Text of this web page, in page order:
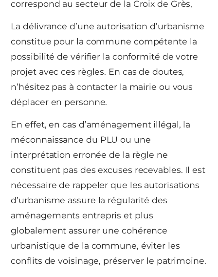
correspond au secteur de la Croix de Grès,
La délivrance d’une autorisation d’urbanisme
constitue pour la commune compétente la
possibilité de vérifier la conformité de votre
projet avec ces règles. En cas de doutes,
n’hésitez pas à contacter la mairie ou vous
déplacer en personne.
En effet, en cas d’aménagement illégal, la
méconnaissance du PLU ou une
interprétation erronée de la règle ne
constituent pas des excuses recevables. Il est
nécessaire de rappeler que les autorisations
d’urbanisme assure la régularité des
aménagements entrepris et plus
globalement assurer une cohérence
urbanistique de la commune, éviter les
conflits de voisinage, préserver le patrimoine.